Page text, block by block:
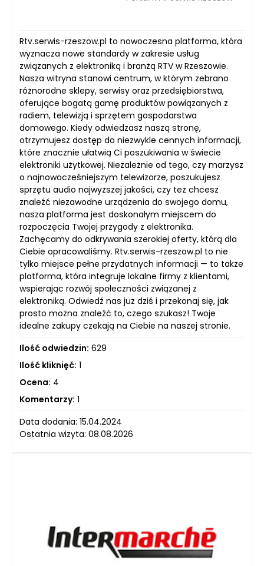
Rtv.serwis-rzeszow.pl to nowoczesna platforma, która
wyznacza nowe standardy w zakresie usług
związanych z elektroniką i branżą RTV w Rzeszowie.
Nasza witryna stanowi centrum, w którym zebrano
różnorodne sklepy, serwisy oraz przedsiębiorstwa,
oferujące bogatą gamę produktów powiązanych z
radiem, telewizją i sprzętem gospodarstwa
domowego. Kiedy odwiedzasz naszą stronę,
otrzymujesz dostęp do niezwykle cennych informacji,
które znacznie ułatwią Ci poszukiwania w świecie
elektroniki użytkowej. Niezależnie od tego, czy marzysz
o najnowocześniejszym telewizorze, poszukujesz
sprzętu audio najwyższej jakości, czy też chcesz
znaleźć niezawodne urządzenia do swojego domu,
nasza platforma jest doskonałym miejscem do
rozpoczęcia Twojej przygody z elektronika.
Zachęcamy do odkrywania szerokiej oferty, którą dla
Ciebie opracowaliśmy. Rtv.serwis-rzeszow.pl to nie
tylko miejsce pełne przydatnych informacji — to także
platforma, która integruje lokalne firmy z klientami,
wspierając rozwój społeczności związanej z
elektroniką. Odwiedź nas już dziś i przekonaj się, jak
prosto można znaleźć to, czego szukasz! Twoje
idealne zakupy czekają na Ciebie na naszej stronie.
Ilość odwiedzin: 629
Ilość kliknięć: 1
Ocena: 4
Komentarzy: 1
Data dodania: 15.04.2024
Ostatnia wizyta: 08.08.2026